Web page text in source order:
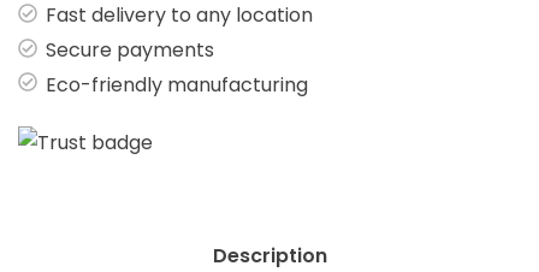
Fast delivery to any location
Secure payments
Eco-friendly manufacturing
Description